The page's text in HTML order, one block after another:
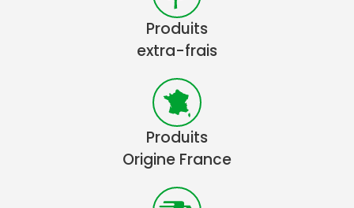
Produits
extra-frais
Produits
Origine France